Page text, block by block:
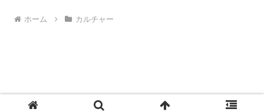
ホーム カルチャー
© 2008-2026 monad.